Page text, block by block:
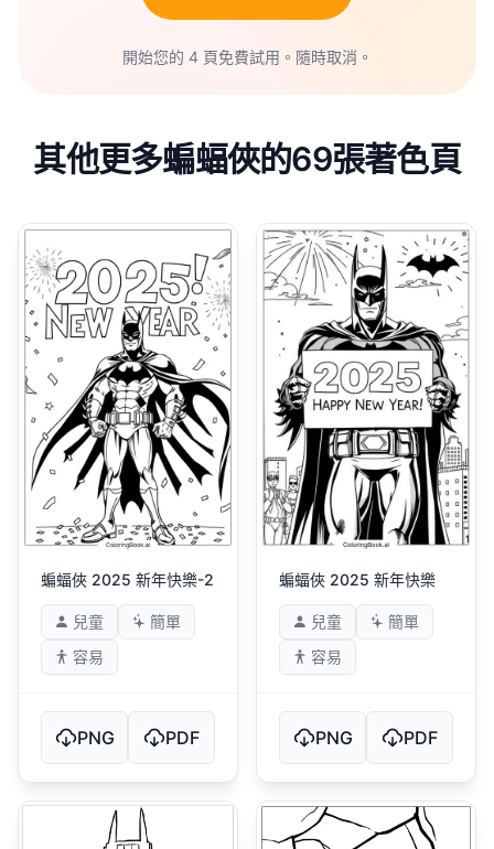
開始您的 4 頁免費試用。隨時取消。
其他更多蝙蝠俠的69張著色頁
蝙蝠俠 2025 新年快樂-2
兒童
簡單
容易
PNG PDF
蝙蝠俠 2025 新年快樂
兒童
簡單
容易
PNG PDF